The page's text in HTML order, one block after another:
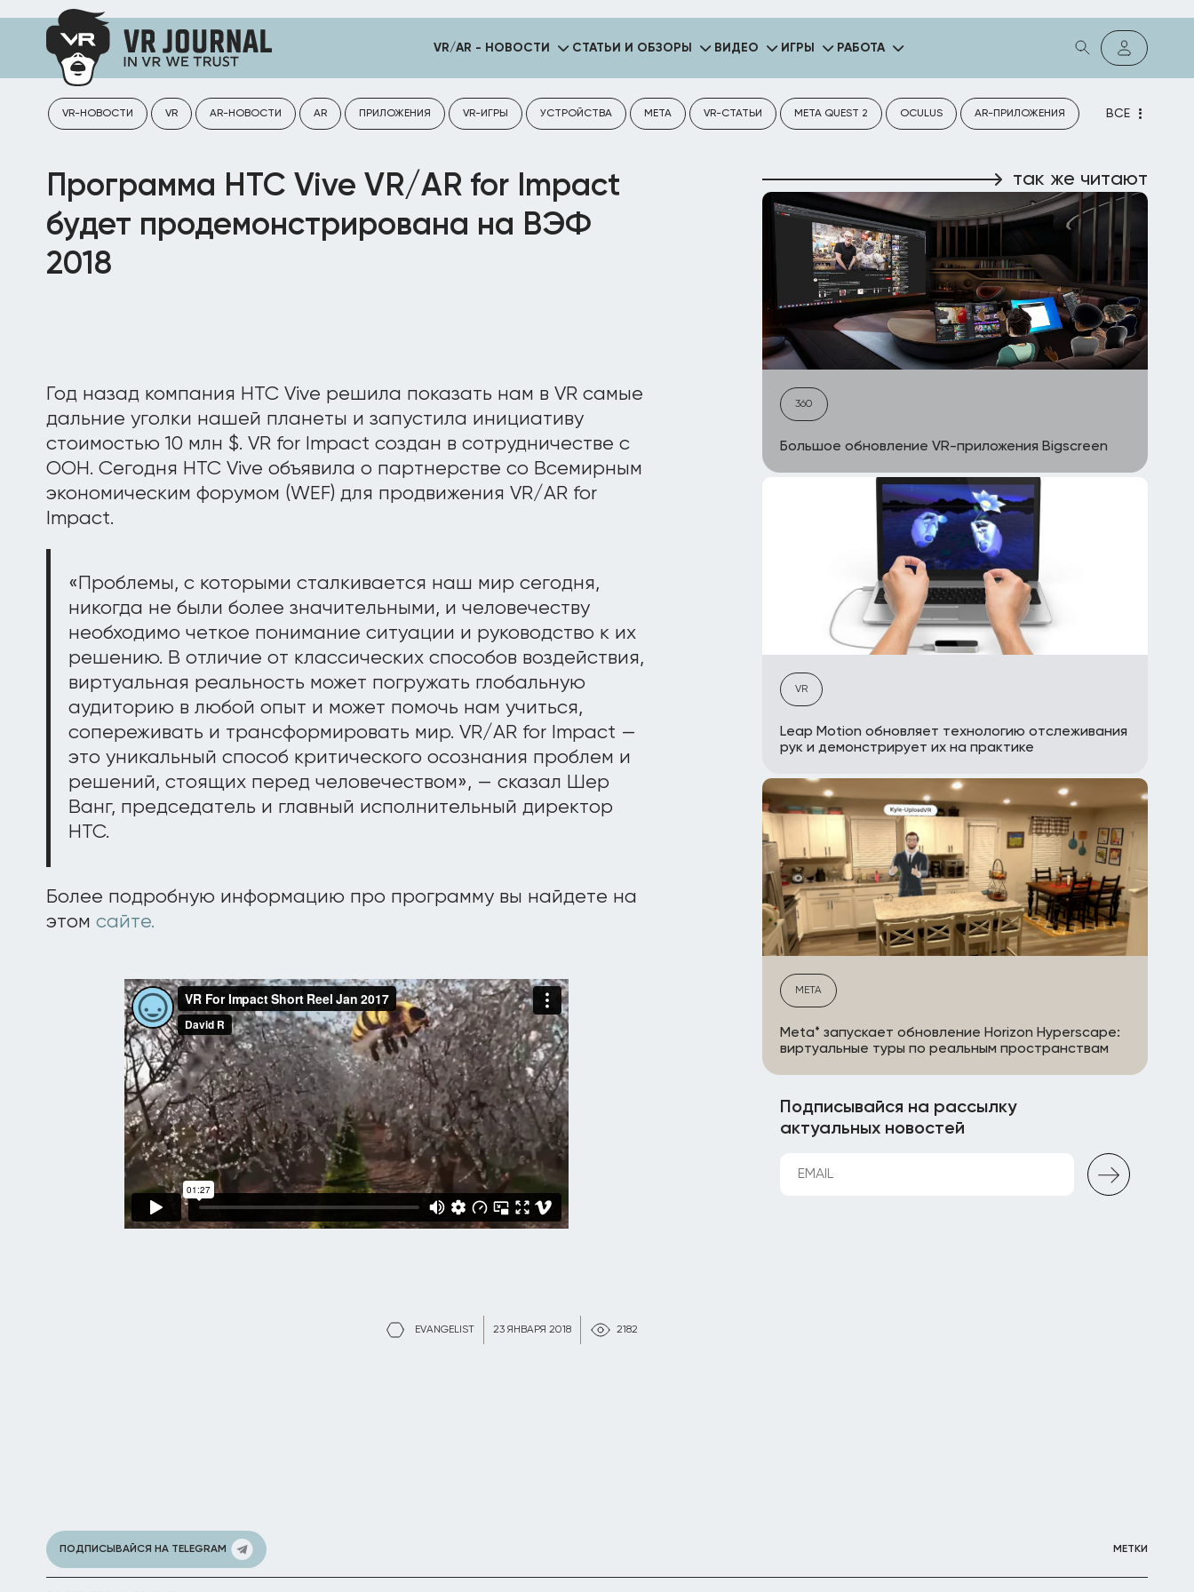
VR/AR - НОВОСТИ СТАТЬИ И ОБЗОРЫ ВИДЕО ИГРЫ РАБОТА
VR-НОВОСТИ VR AR-НОВОСТИ AR ПРИЛОЖЕНИЯ VR-ИГРЫ УСТРОЙСТВА META VR-СТАТЬИ META QUEST 2 OCULUS AR-ПРИЛОЖЕНИЯ ВСЕ
EVANGELIST 23 ЯНВАРЯ 2018 2182
Программа HTC Vive VR/AR for Impact
будет продемонстрирована на ВЭФ
2018
Год назад компания HTC Vive решила показать нам в VR самые
дальние уголки нашей планеты и запустила инициативу
стоимостью 10 млн $. VR for Impact создан в сотрудничестве с
ООН. Сегодня HTC Vive объявила о партнерстве со Всемирным
экономическим форумом (WEF) для продвижения VR/AR for
Impact.
«Проблемы, с которыми сталкивается наш мир сегодня,
никогда не были более значительными, и человечеству
необходимо четкое понимание ситуации и руководство к их
решению. В отличие от классических способов воздействия,
виртуальная реальность может погружать глобальную
аудиторию в любой опыт и может помочь нам учиться,
сопереживать и трансформировать мир. VR/AR for Impact —
это уникальный способ критического осознания проблем и
решений, стоящих перед человечеством», — сказал Шер
Ванг, председатель и главный исполнительный директор
HTC.
Более подробную информацию про программу вы найдете на
этом сайте.
так же читают
360
Большое обновление VR-приложения Bigscreen
VR
Leap Motion обновляет технологию отслеживания
рук и демонстрирует их на практике
META
Meta* запускает обновление Horizon Hyperscape:
виртуальные туры по реальным пространствам
Подписывайся на рассылку
актуальных новостей
ПОДПИСЫВАЙСЯ НА TELEGRAM МЕТКИ